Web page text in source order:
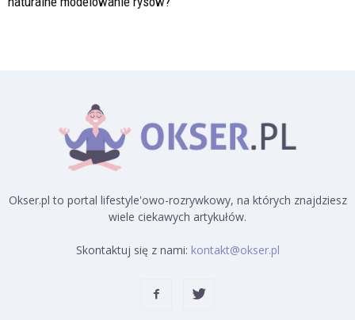
Okser.pl to portal lifestyle'owo-rozrywkowy, na których znajdziesz
wiele ciekawych artykułów.
Skontaktuj się z nami: kontakt@okser.pl